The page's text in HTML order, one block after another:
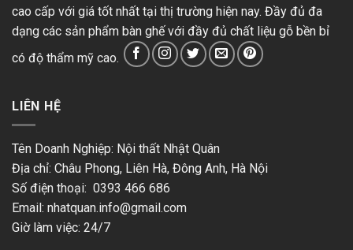
cao cấp với giá tốt nhất tại thị trường hiện nay. Đầy đủ đa
dạng các sản phẩm bàn ghế với đầy đủ chất liệu gỗ bền bỉ
có độ thẩm mỹ cao.
LIÊN HỆ
Tên Doanh Nghiệp: Nội thất Nhật Quân
Địa chỉ: Châu Phong, Liên Hà, Đông Anh, Hà Nội
Số điện thoại: 0393 466 686
Email: nhatquan.info@gmail.com
Giờ làm việc: 24/7